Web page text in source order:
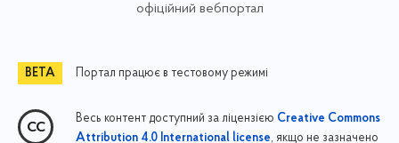
офіційний вебпортал
Портал працює в тестовому режимі
Весь контент доступний за ліцензією Creative Commons
Attribution 4.0 International license, якщо не зазначено